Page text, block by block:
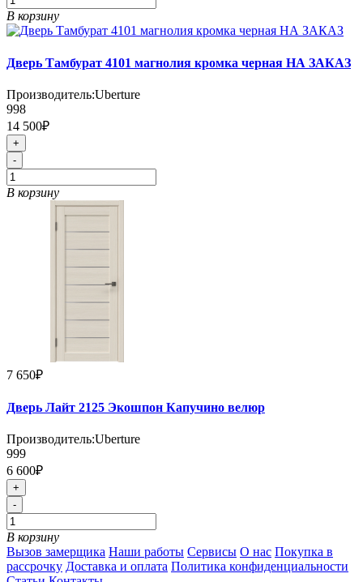
В корзину
Дверь Тамбурат 4101 магнолия кромка черная НА ЗАКАЗ
Производитель:Uberture
998
14 500₽
+
-
В корзину
7 650₽
Дверь Лайт 2125 Экошпон Капучино велюр
Производитель:Uberture
999
6 600₽
+
-
В корзину
Вызов замерщика Наши работы Сервисы О нас Покупка в
рассрочку Доставка и оплата Политика конфиденциальности